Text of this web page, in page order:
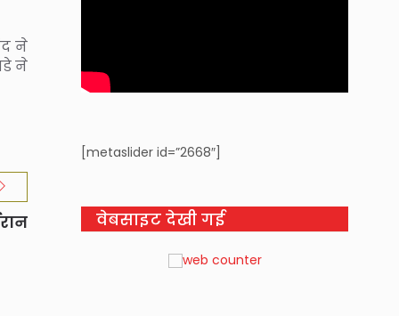
ने
ने
[metaslider id=”2668″]
वेबसाइट देखी गई